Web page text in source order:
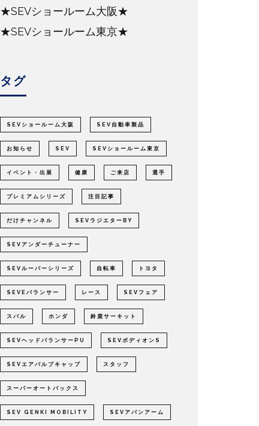
★SEVショールーム大阪★
★SEVショールーム東京★
タグ
SEVショールーム大阪 SEV自動車製品
お知らせ SEV SEVショールーム東京
イベント・出展 健康 ご来店 選手
プレミアムシリーズ 注目記事
だけチャンネル SEVラジエターBY
SEVアンダーチューナー
SEVルーパーシリーズ 自転車 トヨタ
SEVEバランサー レース SEVフェア
スバル ホンダ 鈴鹿サーキット
SEVヘッドバランサーPU SEVボディオンS
SEVエアバルブキャップ スタッフ
スーパーオートバックス
SEV GENKI MOBILITY SEVアバンアーム